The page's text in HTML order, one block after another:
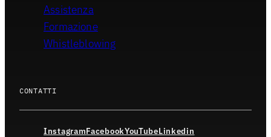
Assistenza
Formazione
Whistleblowing
CONTATTI
InstagramFacebookYouTubeLinkedin